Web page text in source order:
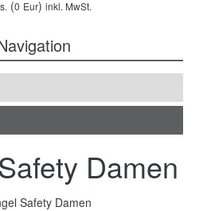
(0 Eur) inkl. MwSt.
Damen